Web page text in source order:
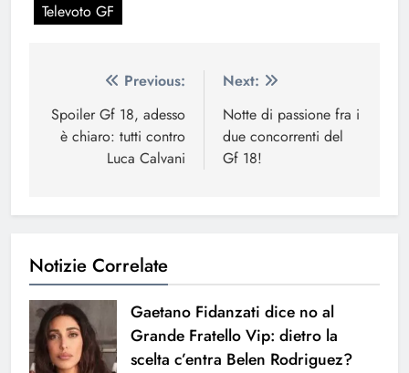
Televoto GF
Navigazione
articoli
Previous:
Spoiler Gf 18, adesso
è chiaro: tutti contro
Luca Calvani
Next:
Notte di passione fra i
due concorrenti del
Gf 18!
Notizie Correlate
Gaetano Fidanzati dice no al
Grande Fratello Vip: dietro la
scelta c’entra Belen Rodriguez?